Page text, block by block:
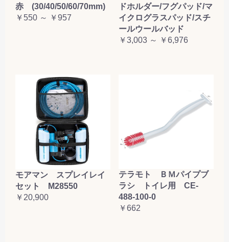
赤 (30/40/50/60/70mm)
￥550 ～ ￥957
ドホルダー/フグパッド/マ
イクログラスパッド/スチ
ールウールバッド
￥3,003 ～ ￥6,976
モアマン スプレイレイ
セット M28550
￥20,900
テラモト ＢＭパイプブ
ラシ トイレ用 CE-
488-100-0
￥662